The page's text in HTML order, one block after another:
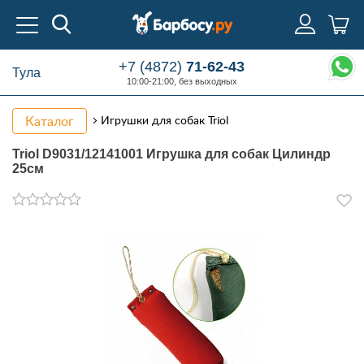
Тула +7 (4872)71-62-43
10:00-21:00, без выходных
Каталог Игрушки для собак Triol
Triol D9031/12141001 Игрушка для собак Цилиндр
25см